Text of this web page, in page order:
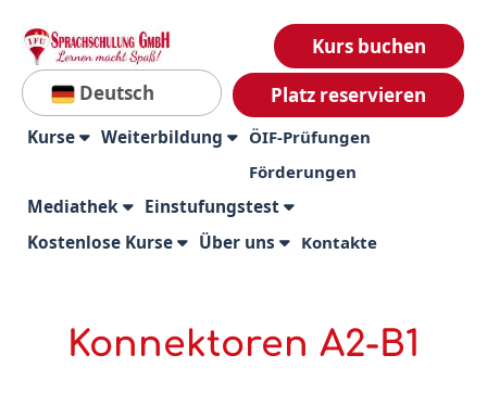
Deutsch
Kurs buchen
Platz reservieren
Kurse Weiterbildung
ÖIF-Prüfungen
Förderungen
Mediathek
Einstufungstest
Kostenlose Kurse
Über uns Kontakte
Konnektoren A2-B1